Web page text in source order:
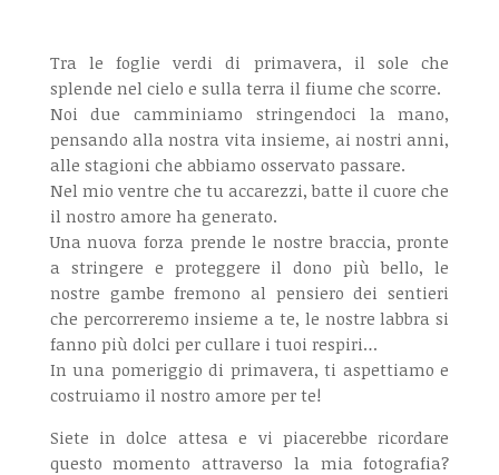
Tra le foglie verdi di primavera, il sole che
splende nel cielo e sulla terra il fiume che scorre.
Noi due camminiamo stringendoci la mano,
pensando alla nostra vita insieme, ai nostri anni,
alle stagioni che abbiamo osservato passare.
Nel mio ventre che tu accarezzi, batte il cuore che
il nostro amore ha generato.
Una nuova forza prende le nostre braccia, pronte
a stringere e proteggere il dono più bello, le
nostre gambe fremono al pensiero dei sentieri
che percorreremo insieme a te, le nostre labbra si
fanno più dolci per cullare i tuoi respiri…
In una pomeriggio di primavera, ti aspettiamo e
costruiamo il nostro amore per te!
Siete in dolce attesa e vi piacerebbe ricordare
questo momento attraverso la mia fotografia?